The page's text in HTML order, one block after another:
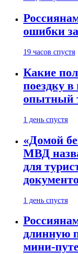
ошибки
19 часов спустя
Какие
поездку
опытный
1 день спустя
«Домой
МВД
для
1 день спустя
длинную
мини-